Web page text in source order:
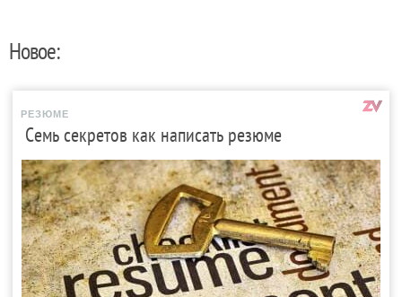
Новое:
РЕЗЮМЕ
Семь секретов как написать резюме